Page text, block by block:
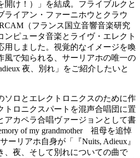
開け！）」を結成。フライブルクと
ライアン・ファーニホウとクラウ
（フランス国立音響音楽研究
ンピュータ音楽とライヴ・エレクト
用しました。視覚的なイメージを喚
風で知られる、サーリアホの唯一の
夜、別れ」をご紹介したいと
ソロとエレクトロニクスのために作
トロニクスパートを混声合唱団に置
アカペラ合唱ヴァージョンとして書
of my grandmother 祖母を追悼
ーリアホ自身が「『Nuits, Adieux』
、夜、そして別れについての曲で